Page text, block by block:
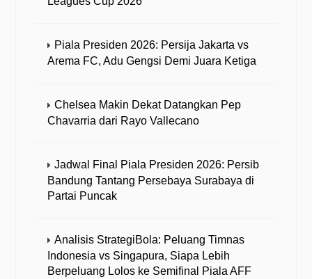
Piala Presiden 2026: Persija Jakarta vs
Arema FC, Adu Gengsi Demi Juara Ketiga
Chelsea Makin Dekat Datangkan Pep
Chavarria dari Rayo Vallecano
Jadwal Final Piala Presiden 2026: Persib
Bandung Tantang Persebaya Surabaya di
Partai Puncak
Analisis StrategiBola: Peluang Timnas
Indonesia vs Singapura, Siapa Lebih
Berpeluang Lolos ke Semifinal Piala AFF